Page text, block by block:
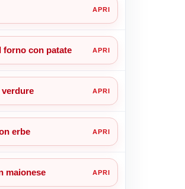
forno con patate
erbe
maionese